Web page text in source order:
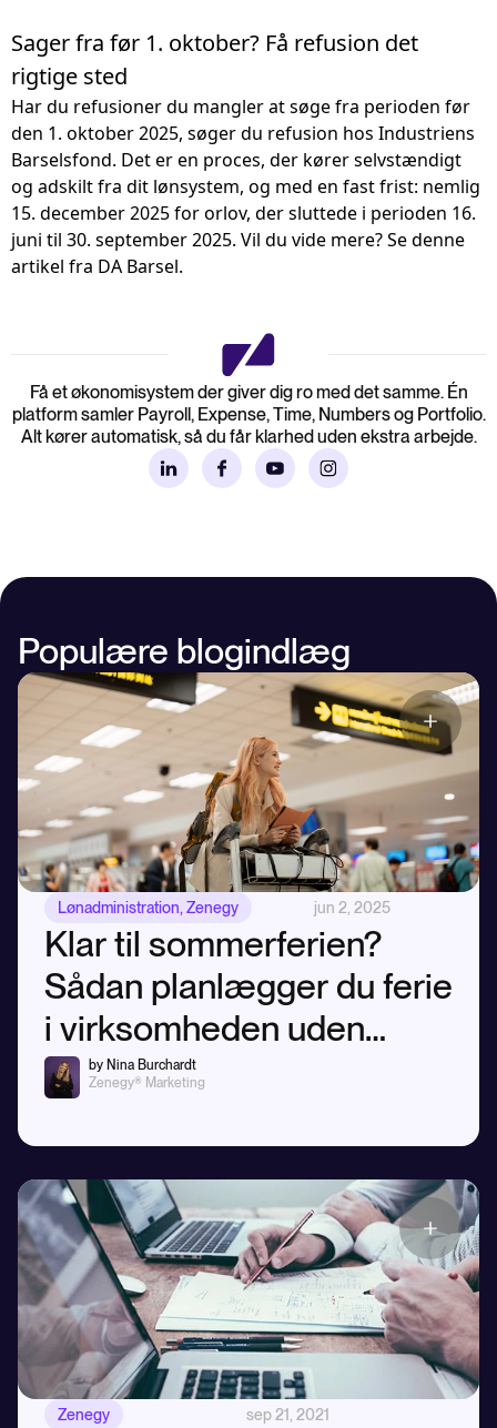
Sager fra før 1. oktober? Få refusion det
rigtige sted
Har du refusioner du mangler at søge fra perioden før
den 1. oktober 2025, søger du refusion hos Industriens
Barselsfond. Det er en proces, der kører selvstændigt
og adskilt fra dit lønsystem, og med en fast frist: nemlig
15. december 2025 for orlov, der sluttede i perioden 16.
juni til 30. september 2025. Vil du vide mere?Se denne
artikel fra DA Barsel.
Få et økonomisystem der giver dig ro med det samme. Én
platform samler Payroll, Expense, Time, Numbers og Portfolio.
Alt kører automatisk, så du får klarhed uden ekstra arbejde.
Populære blogindlæg
Lønadministration, Zenegy jun 2, 2025
Klar til sommerferien?
Sådan planlægger du ferie
i virksomheden uden
stressby Nina Burchardt
Zenegy® Marketing
Zenegy sep 21, 2021